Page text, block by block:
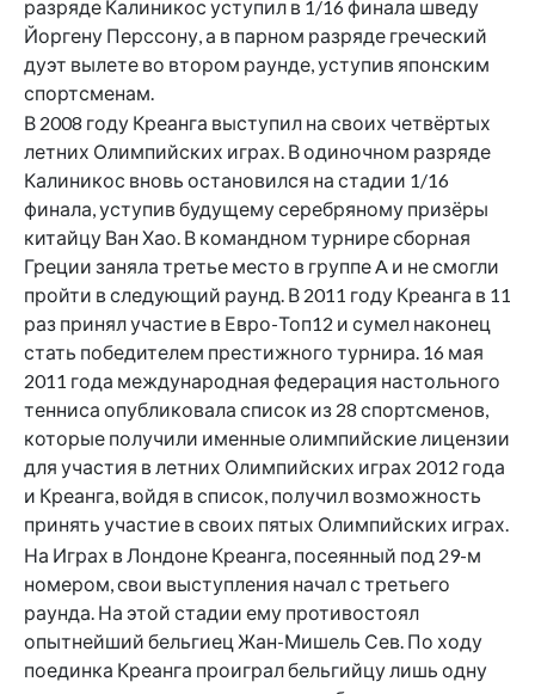
разряде Калиникос уступил в 1/16 финала шведу
Йоргену Перссону, а в парном разряде греческий
дуэт вылете во втором раунде, уступив японским
спортсменам.
В 2008 году Креанга выступил на своих четвёртых
летних Олимпийских играх. В одиночном разряде
Калиникос вновь остановился на стадии 1/16
финала, уступив будущему серебряному призёры
китайцу Ван Хао. В командном турнире сборная
Греции заняла третье место в группе A и не смогли
пройти в следующий раунд. В 2011 году Креанга в 11
раз принял участие в Евро-Топ12 и сумел наконец
стать победителем престижного турнира. 16 мая
2011 года международная федерация настольного
тенниса опубликовала список из 28 спортсменов,
которые получили именные олимпийские лицензии
для участия в летних Олимпийских играх 2012 года
и Креанга, войдя в список, получил возможность
принять участие в своих пятых Олимпийских играх.
На Играх в Лондоне Креанга, посеянный под 29-м
номером, свои выступления начал с третьего
раунда. На этой стадии ему противостоял
опытнейший бельгиец Жан-Мишель Сев. По ходу
поединка Креанга проиграл бельгийцу лишь одну